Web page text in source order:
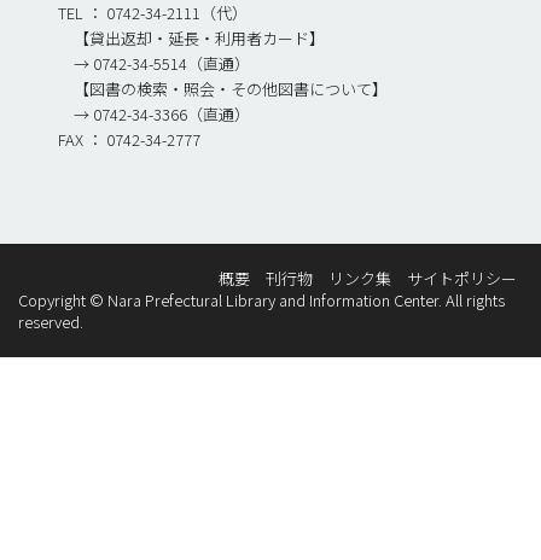
TEL ： 0742-34-2111（代）
【貸出返却・延長・利用者カード】
→ 0742-34-5514（直通）
【図書の検索・照会・その他図書について】
→ 0742-34-3366（直通）
FAX ： 0742-34-2777
概要 刊行物 リンク集
サイトポリシー
Copyright © Nara Prefectural Library and Information Center. All rights
reserved.